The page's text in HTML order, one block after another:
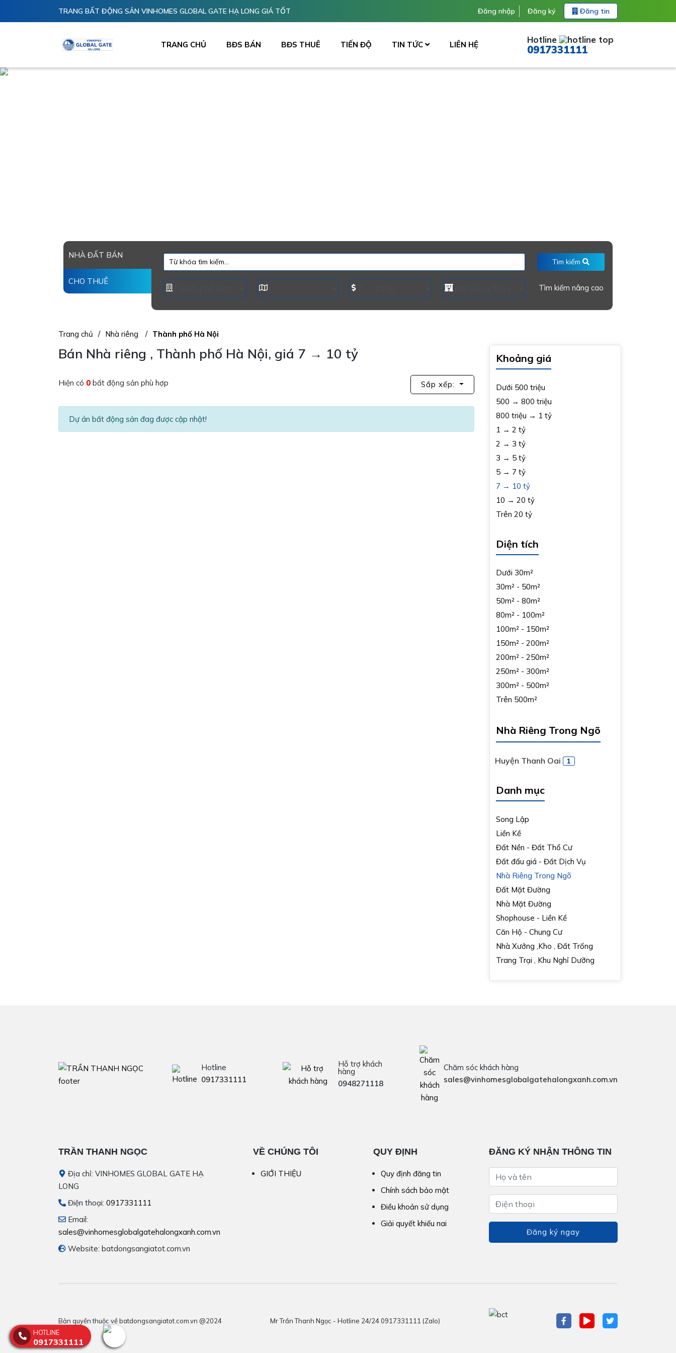
TRANG BẤT ĐỘNG SẢN VINHOMES GLOBAL GATE HẠ LONG GIÁ TỐT Đăng nhập Đăng ký Đăng tin
TRANG CHỦ BĐS BÁN BĐS THUÊ TIẾN ĐỘ TIN TỨC LIÊN HỆ Hotline
0917331111
NHÀ ĐẤT BÁN
CHO THUÊ
Tìm kiếm
Tìm kiếm nâng cao
Trang chủ Nhà riêng Thành phố Hà Nội
Bán Nhà riêng , Thành phố Hà Nội, giá 7 → 10 tỷ
Hiện có 0bất động sản phù hợp Sắp xếp:
Dự án bất động sản đag được cập nhật!
Khoảng giá
Dưới 500 triệu
500 → 800 triệu
800 triệu → 1 tỷ
1 → 2 tỷ
2 → 3 tỷ
3 → 5 tỷ
5 → 7 tỷ
7 → 10 tỷ
10 → 20 tỷ
Trên 20 tỷ
Diện tích
Dưới 30m²
30m² - 50m²
50m² - 80m²
80m² - 100m²
100m² - 150m²
150m² - 200m²
200m² - 250m²
250m² - 300m²
300m² - 500m²
Trên 500m²
Nhà Riêng Trong Ngõ
Huyện Thanh Oai 1
Danh mục
Song Lập
Liền Kề
Đất Nền - Đất Thổ Cư
Đất đấu giá - Đất Dịch Vụ
Nhà Riêng Trong Ngõ
Đất Mặt Đường
Nhà Mặt Đường
Shophouse - Liền Kề
Căn Hộ - Chung Cư
Nhà Xưởng ,Kho , Đất Trống
Trang Trại , Khu Nghỉ Dưỡng
Hotline
0917331111
Hỗ trợ khách
hàng
0948271118
Chăm sóc khách hàng
sales@vinhomesglobalgatehalongxanh.com.vn
TRẦN THANH NGỌC
Địa chỉ: VINHOMES GLOBAL GATE HẠ
LONG
Điện thoại: 0917331111
Email:
sales@vinhomesglobalgatehalongxanh.com.vn
Website: batdongsangiatot.com.vn
VỀ CHÚNG TÔI
GIỚI THIỆU
QUY ĐỊNH
Quy định đăng tin
Chính sách bảo mật
Điều khoản sử dụng
Giải quyết khiếu nai
ĐĂNG KÝ NHẬN THÔNG TIN
Đăng ký ngay
Bản quyền thuộc về batdongsangiatot.com.vn @2024
Mr Trần Thanh Ngọc - Hotline 24/24 0917331111 (Zalo)
HOTLINE
0917331111